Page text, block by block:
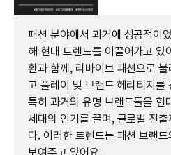
패션 분야에서 과거에 성공적이
해 현대 트렌드를 이끌어가고 있
환과 함께, 리바이브 패션으로
고 플레이 및 브랜드 헤리티지를
특히 과거의 유명 브랜드들을
세대의 인기를 끌며, 글로벌 진
다. 이러한 트렌드는 패션 브랜
보여주고 있어요.